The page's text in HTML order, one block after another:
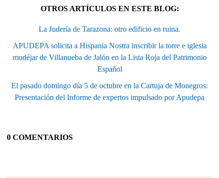
OTROS ARTÍCULOS EN ESTE BLOG:
La Judería de Tarazona: otro edificio en ruina.
APUDEPA solicita a Hispania Nostra inscribir la torre e iglesia
mudéjar de Villanueba de Jalón en la Lista Roja del Patrimonio
Español
El pasado domingo día 5 de octubre en la Cartuja de Monegros:
Presentación del Informe de expertos impulsado por Apudepa
0 COMENTARIOS